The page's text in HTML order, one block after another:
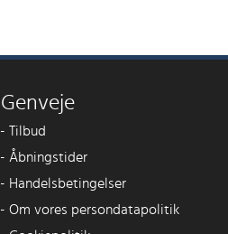
Genveje
- Tilbud
- Åbningstider
- Handelsbetingelser
- Om vores persondatapolitik